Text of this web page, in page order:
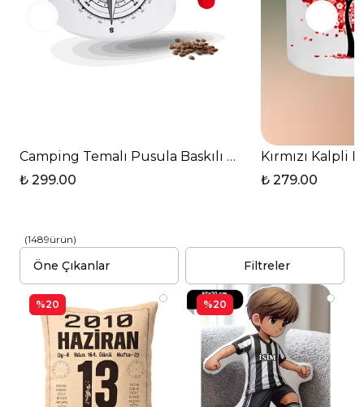
Camping Temalı Pusula Baskılı T Saplı Porselen
₺ 299.00
Kırmızı Kalpli
₺ 279.00
(1489ürün)
Filtreler
%20 %20